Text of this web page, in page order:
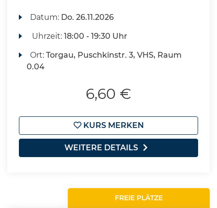
Datum: Do. 26.11.2026
Uhrzeit:18:00 - 19:30 Uhr
Ort:Torgau, Puschkinstr. 3, VHS, Raum
0.04
6,60 €
KURS MERKEN
WEITERE DETAILS
FREIE PLÄTZE